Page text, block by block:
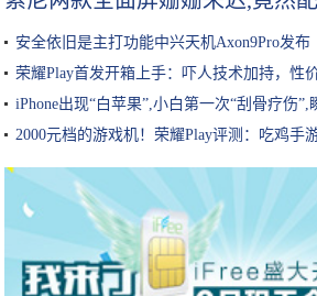
安全依旧是主打功能中兴天机Axon9Pro发布
荣耀Play首发开箱上手：吓人技术加持，性
iPhone出现“白苹果”,小白第一次“刮骨疗伤”,
2000元档的游戏机！荣耀Play评测：吃鸡手